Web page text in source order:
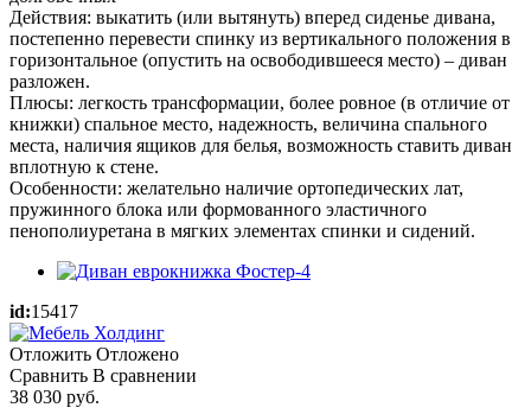
Действия: выкатить (или вытянуть) вперед сиденье дивана,
постепенно перевести спинку из вертикального положения в
горизонтальное (опустить на освободившееся место) – диван
разложен.
Плюсы: легкость трансформации, более ровное (в отличие от
книжки) спальное место, надежность, величина спального
места, наличия ящиков для белья, возможность ставить диван
вплотную к стене.
Особенности: желательно наличие ортопедических лат,
пружинного блока или формованного эластичного
пенополиуретана в мягких элементах спинки и сидений.
id:15417
Отложить Отложено
Сравнить В сравнении
38 030 руб.